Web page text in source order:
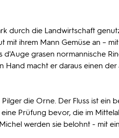
durch die Landwirtschaft
ihrem Mann Gemüse an –
d'Auge grasen normannische
macht er daraus einen
die Orne. Der Fluss ist ein
Prüfung bevor, die im
werden sie belohnt - mit